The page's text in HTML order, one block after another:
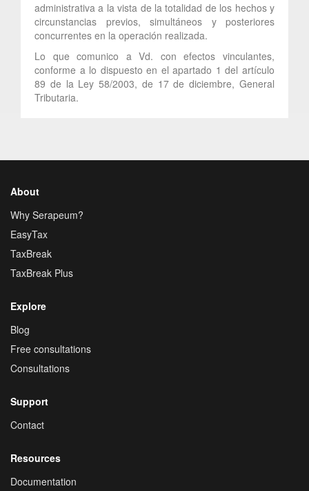
administrativa a la vista de la totalidad de los hechos y
circunstancias previos, simultáneos y posteriores
concurrentes en la operación realizada.
Lo que comunico a Vd. con efectos vinculantes,
conforme a lo dispuesto en el apartado 1 del artículo
89 de la Ley 58/2003, de 17 de diciembre, General
Tributaria.
About
Why Serapeum?
EasyTax
TaxBreak
TaxBreak Plus
Explore
Blog
Free consultations
Consultations
Support
Contact
Resources
Documentation